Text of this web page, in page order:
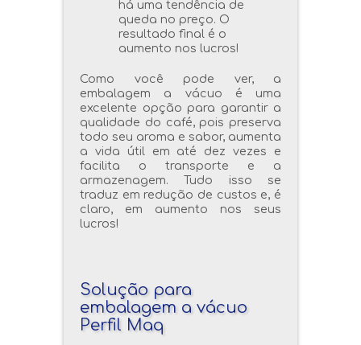
há uma tendência de
queda no preço. O
resultado final é o
aumento nos lucros!
Como você pode ver, a
embalagem a vácuo é uma
excelente opção para garantir a
qualidade do café, pois preserva
todo seu aroma e sabor, aumenta
a vida útil em até dez vezes e
facilita o transporte e a
armazenagem. Tudo isso se
traduz em redução de custos e, é
claro, em aumento nos seus
lucros!
Solução para
embalagem a vácuo
Perfil Maq